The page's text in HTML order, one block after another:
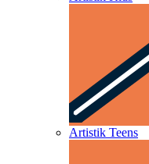
Artistik Teens